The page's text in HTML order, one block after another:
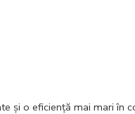
şi o eficienţă mai mari în